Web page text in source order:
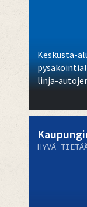
Keskusta-
linja-
HYVÄ